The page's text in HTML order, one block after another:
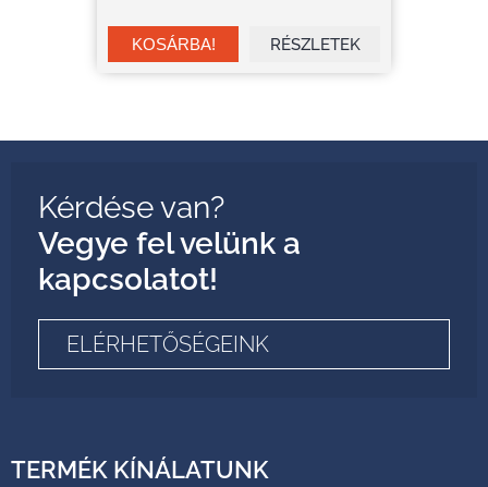
RÉSZLETEK
Kérdése van?
Vegye fel velünk a
kapcsolatot!
ELÉRHETŐSÉGEINK
TERMÉK KÍNÁLATUNK